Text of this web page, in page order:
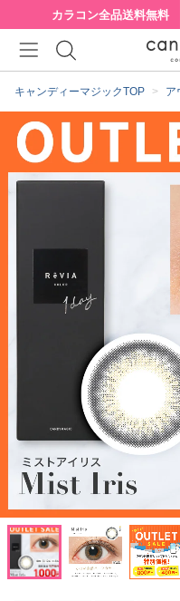
カラコン全品送料無料
キャンディーマジックTOP ア
ク